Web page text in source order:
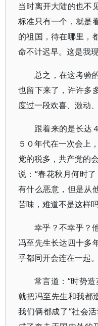
当时离开大陆的也不
标准只有一个，就是
的祖国，待在哪里，
命不计迟早。这是我现
总之，在这考验
也留下来了，许许多
度过一段欢喜、激动
跟着来的是长达
５０年代在一次会上
党的税多，共产党的
说：“春花秋月何时
有什么恶意，但是从
苦味，难道不是这样
幸乎？不幸乎？
冯至先生长达四十多
乎都同开会连在一起。
常言道：“时势
就把冯至先生和我都
我们俩都成了“社会